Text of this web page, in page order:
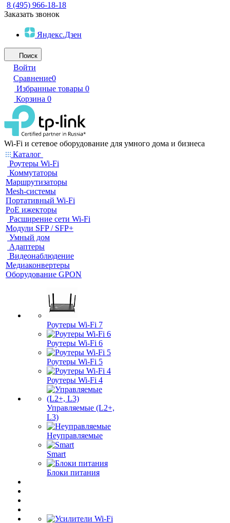
8 (495) 966-18-18
Заказать звонок
Яндекс.Дзен
Поиск
Войти
Сравнение0
Избранные товары 0
Корзина 0
Wi-Fi и сетевое оборудование для умного дома и бизнеса
Каталог
Роутеры Wi-Fi
Коммутаторы
Маршрутизаторы
Mesh-системы
Портативный Wi-Fi
PoE ижекторы
Расширение сети Wi‑Fi
Модули SFP / SFP+
Умный дом
Адаптеры
Видеонаблюдение
Медиаконвертеры
Оборудование GPON
Роутеры Wi-Fi 7
Роутеры Wi-Fi 6
Роутеры Wi-Fi 5
Роутеры Wi-Fi 4
Управляемые (L2+,
L3)
Неуправляемые
Smart
Блоки питания